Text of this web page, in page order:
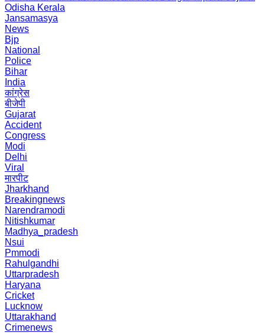
Odisha Kerala
Jansamasya
News
Bjp
National
Police
Bihar
India
कांग्रेस
बीजेपी
Gujarat
Accident
Congress
Modi
Delhi
Viral
मारपीट
Jharkhand
Breakingnews
Narendramodi
Nitishkumar
Madhya_pradesh
Nsui
Pmmodi
Rahulgandhi
Uttarpradesh
Haryana
Cricket
Lucknow
Uttarakhand
Crimenews